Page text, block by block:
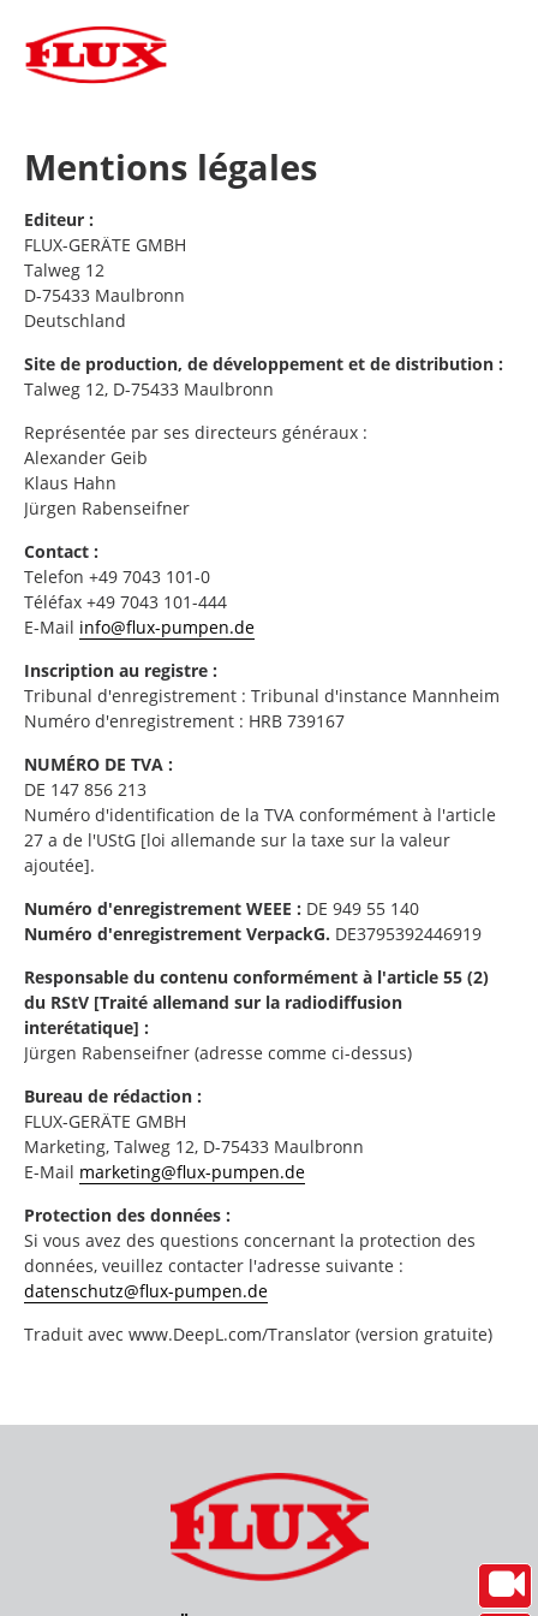
Mentions légales
Editeur :
FLUX-GERÄTE GMBH
Talweg 12
D-75433 Maulbronn
Deutschland
Site de production, de développement et de distribution :
Talweg 12, D-75433 Maulbronn
Représentée par ses directeurs généraux :
Alexander Geib
Klaus Hahn
Jürgen Rabenseifner
Contact :
Telefon +49 7043 101-0
Téléfax +49 7043 101-444
E-Mail info@flux-pumpen.de
Inscription au registre :
Tribunal d'enregistrement : Tribunal d'instance Mannheim
Numéro d'enregistrement : HRB 739167
NUMÉRO DE TVA :
DE 147 856 213
Numéro d'identification de la TVA conformément à l'article
27 a de l'UStG [loi allemande sur la taxe sur la valeur
ajoutée].
Numéro d'enregistrement WEEE : DE 949 55 140
Numéro d'enregistrement VerpackG. DE3795392446919
Responsable du contenu conformément à l'article 55 (2)
du RStV [Traité allemand sur la radiodiffusion
interétatique] :
Jürgen Rabenseifner (adresse comme ci-dessus)
Bureau de rédaction :
FLUX-GERÄTE GMBH
Marketing, Talweg 12, D-75433 Maulbronn
E-Mail marketing@flux-pumpen.de
Protection des données :
Si vous avez des questions concernant la protection des
données, veuillez contacter l'adresse suivante :
datenschutz@flux-pumpen.de
Traduit avec www.DeepL.com/Translator (version gratuite)